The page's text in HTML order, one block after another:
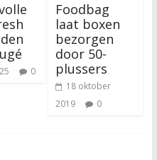
0
Foodbag
laat boxen
bezorgen
door 50-
plussers
18 oktober
2019
0